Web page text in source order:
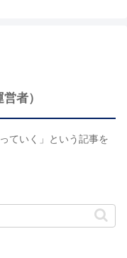
者）
ていく」という記事を